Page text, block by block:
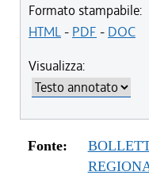
Formato stampabile:
HTML- PDF - DOC
Visualizza:
Fonte: